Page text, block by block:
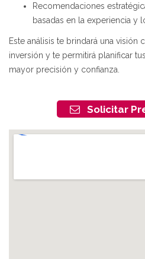
Recomendaciones
basadas en la experiencia y
Este análisis te brindará una visión
inversión y te permitirá planificar
mayor precisión y confianza.
Solicitar